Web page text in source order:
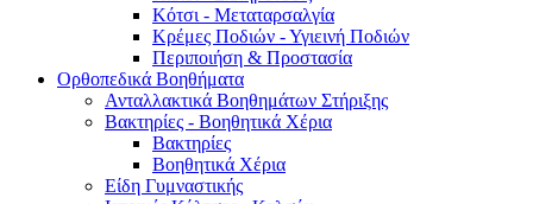
Κότσι - Μεταταρσαλγία
Κρέμες Ποδιών - Υγιεινή Ποδιών
Περιποιήση & Προστασία
Ορθοπεδικά Βοηθήματα
Ανταλλακτικά Βοηθημάτων Στήριξης
Βακτηρίες - Βοηθητικά Χέρια
Βακτηρίες
Βοηθητικά Χέρια
Είδη Γυμναστικής